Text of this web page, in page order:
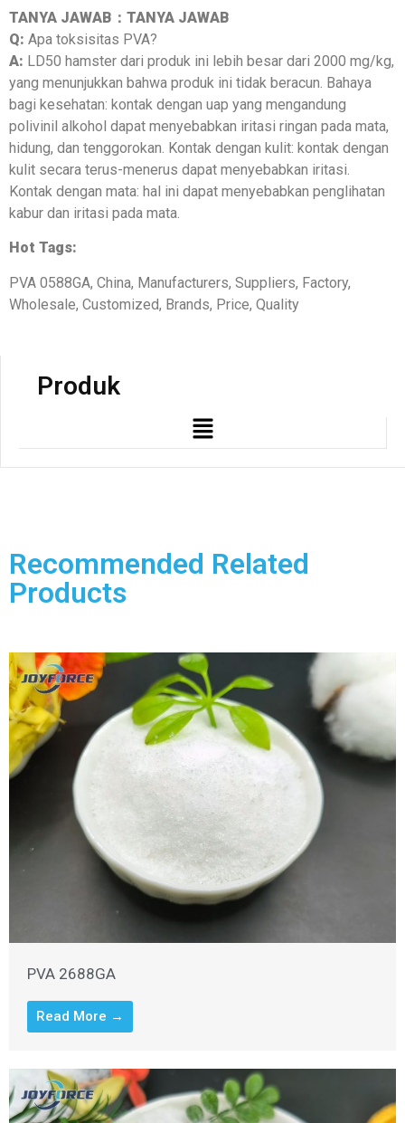
TANYA JAWAB：TANYA JAWAB
Q: Apa toksisitas PVA?
A: LD50 hamster dari produk ini lebih besar dari 2000 mg/kg,
yang menunjukkan bahwa produk ini tidak beracun. Bahaya
bagi kesehatan: kontak dengan uap yang mengandung
polivinil alkohol dapat menyebabkan iritasi ringan pada mata,
hidung, dan tenggorokan. Kontak dengan kulit: kontak dengan
kulit secara terus-menerus dapat menyebabkan iritasi.
Kontak dengan mata: hal ini dapat menyebabkan penglihatan
kabur dan iritasi pada mata.
Hot Tags:
PVA 0588GA, China, Manufacturers, Suppliers, Factory,
Wholesale, Customized, Brands, Price, Quality
Produk
Recommended Related
Products
PVA 2688GA
Read More →